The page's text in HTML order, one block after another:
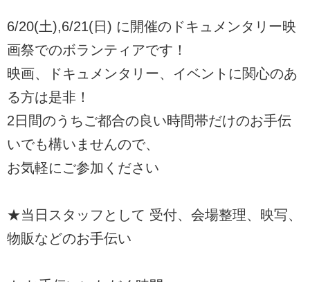
6/20(土),6/21(日) に開催のドキュメンタリー映
画祭でのボランティアです！
映画、ドキュメンタリー、イベントに関心のあ
る方は是非！
2日間のうちご都合の良い時間帯だけのお手伝
いでも構いませんので、
お気軽にご参加ください
★当日スタッフとして 受付、会場整理、映写、
物販などのお手伝い